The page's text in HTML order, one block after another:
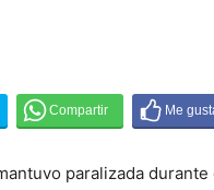
paralizada